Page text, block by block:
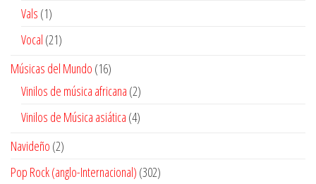
Vals 11
producto
Vocal 2121
Músicas del Mundo 1616
productos
Vinilos de música africana 22
productos
Vinilos de Música asiática 44
Navideño 22
productos
Pop Rock (anglo-Internacional) 302302